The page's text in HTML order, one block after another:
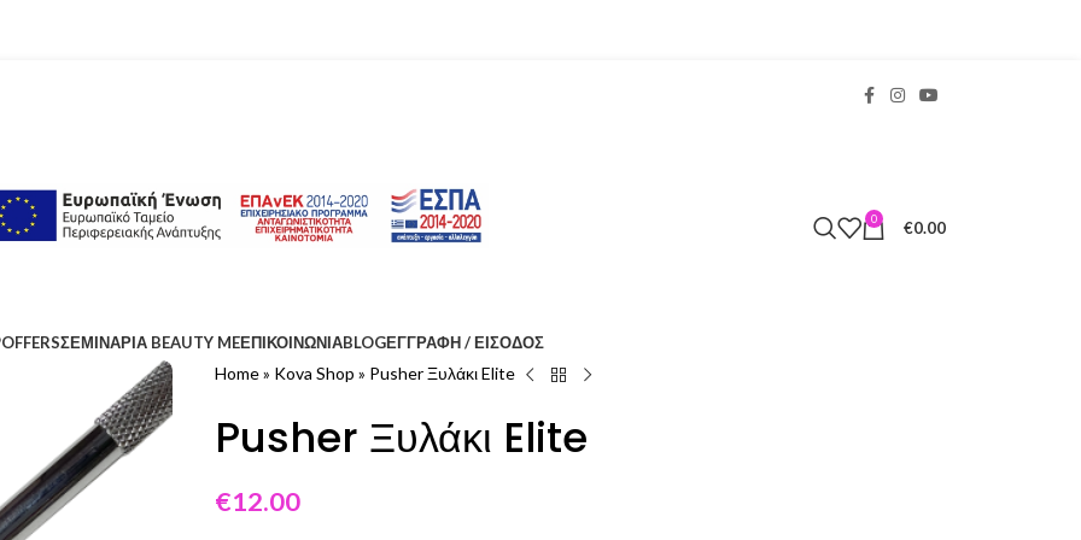
0 €0.00
OFFERSΣΕΜΙΝΑΡΙΑ BEAUTY MEΕΠΙΚΟΙΝΩΝΊΑBLOGΕΓΓΡΑΦΉ / ΕΊΣΟΔΟΣ
Home» Kova Shop » Pusher Ξυλάκι Elite
Pusher Ξυλάκι Elite
€12.00